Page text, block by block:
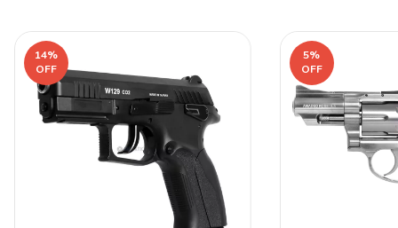
14%
OFF
5%
OFF